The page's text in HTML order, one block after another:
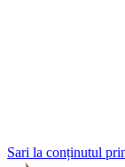
Sari la conținutul